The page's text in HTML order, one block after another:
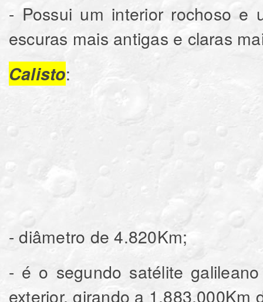
- Possui um interior rochoso e
escuras mais antigas e claras
Calisto:
- diâmetro de 4.820Km;
- é o segundo satélite
exterior, girando a 1.883.000Km